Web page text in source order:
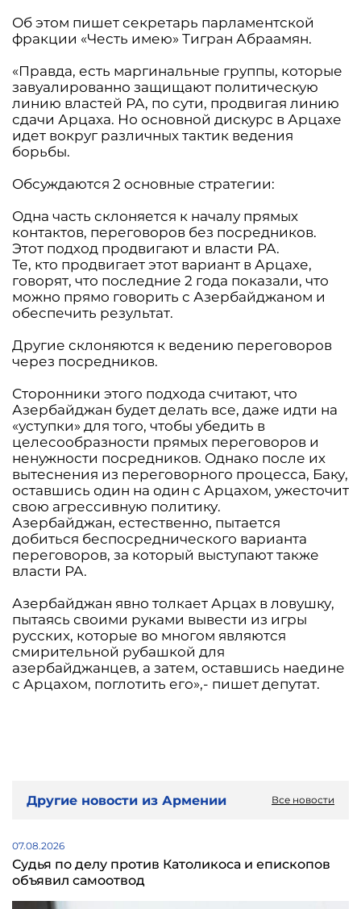
Об этом пишет секретарь парламентской
фракции «Честь имею» Тигран Абраамян.
«Правда, есть маргинальные группы, которые
завуалированно защищают политическую
линию властей РА, по сути, продвигая линию
сдачи Арцаха. Но основной дискурс в Арцахе
идет вокруг различных тактик ведения
борьбы.
Обсуждаются 2 основные стратегии:
Одна часть склоняется к началу прямых
контактов, переговоров без посредников.
Этот подход продвигают и власти РА.
Те, кто продвигает этот вариант в Арцахе,
говорят, что последние 2 года показали, что
можно прямо говорить с Азербайджаном и
обеспечить результат.
Другие склоняются к ведению переговоров
через посредников.
Сторонники этого подхода считают, что
Азербайджан будет делать все, даже идти на
«уступки» для того, чтобы убедить в
целесообразности прямых переговоров и
ненужности посредников. Однако после их
вытеснения из переговорного процесса, Баку,
оставшись один на один с Арцахом, ужесточит
свою агрессивную политику.
Азербайджан, естественно, пытается
добиться беспосреднического варианта
переговоров, за который выступают также
власти РА.
Азербайджан явно толкает Арцах в ловушку,
пытаясь своими руками вывести из игры
русских, которые во многом являются
смирительной рубашкой для
азербайджанцев, а затем, оставшись наедине
с Арцахом, поглотить его»,- пишет депутат.
Другие новости из Армении Все новости
07.08.2026
Судья по делу против Католикоса и епископов
объявил самоотвод